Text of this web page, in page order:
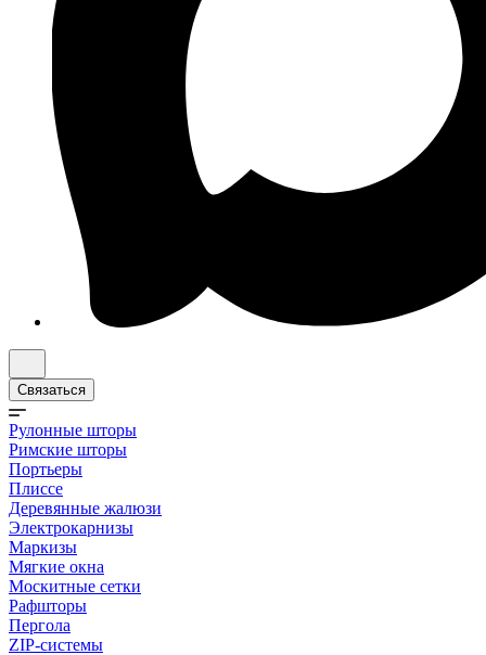
Связаться
Рулонные шторы
Римские шторы
Портьеры
Плиссе
Деревянные жалюзи
Электрокарнизы
Маркизы
Мягкие окна
Москитные сетки
Рафшторы
Пергола
ZIP-системы